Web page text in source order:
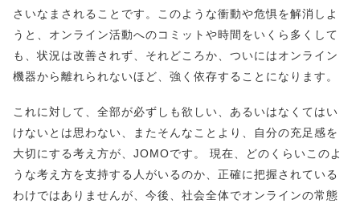
さいなまされることです。このような衝動や危惧を解消しよ
うと、オンライン活動へのコミットや時間をいくら多くして
も、状況は改善されず、それどころか、ついにはオンライン
機器から離れられないほど、強く依存することになります。
これに対して、全部が必ずしも欲しい、あるいはなくてはい
けないとは思わない、またそんなことより、自分の充足感を
大切にする考え方が、JOMOです。 現在、どのくらいこのよ
うな考え方を支持する人がいるのか、正確に把握されている
わけではありませんが、今後、社会全体でオンラインの常態